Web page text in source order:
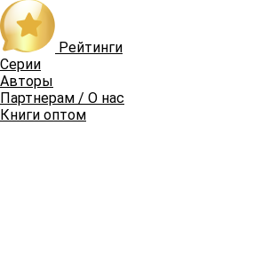
Рейтинги
Серии
Авторы
Партнерам / О нас
Книги оптом